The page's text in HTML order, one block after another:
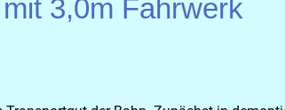
3,0m Fahrwerk